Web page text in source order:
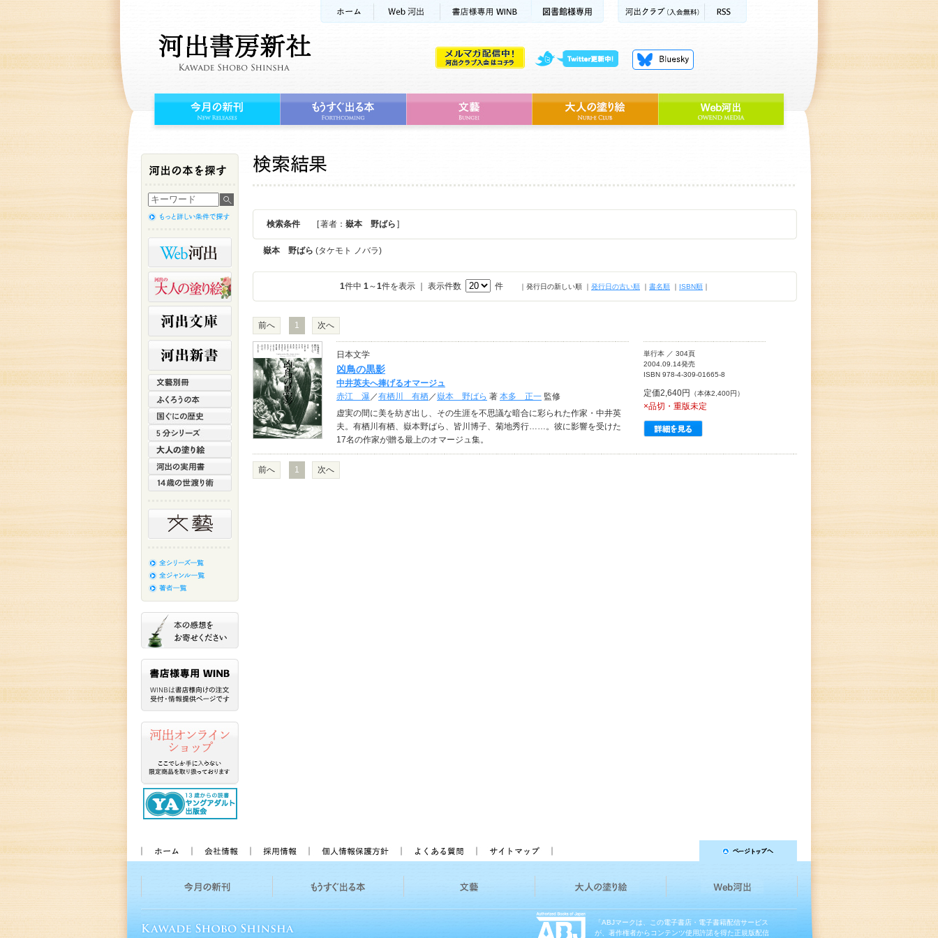
検索条件 [ 著者： 嶽本 野ばら ]
嶽本 野ばら (タケモト ノバラ)
1件中 1～1件を表示 ｜ 表示件数 件 ｜発行日の新しい順 ｜ 発行日の古い順 ｜ 書名順 ｜ ISBN順 ｜
前へ 1 次へ
日本文学
凶鳥の黒影
中井英夫へ捧げるオマージュ
赤江 瀑／有栖川 有栖／嶽本 野ばら 著 本多 正一 監修
虚実の間に美を紡ぎ出し、その生涯を不思議な暗合に彩られた作家・中井英
夫。有栖川有栖、嶽本野ばら、皆川博子、菊地秀行……。彼に影響を受けた
17名の作家が贈る最上のオマージュ集。
単行本 ／ 304頁
2004.09.14発売
ISBN 978-4-309-01665-8
定価2,640円 （本体2,400円）
×品切・重版未定
前へ 1 次へ
「ABJマークは、この電子書店・電子書籍配信サービス
が、著作権者からコンテンツ使用許諾を得た正規版配信